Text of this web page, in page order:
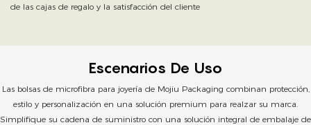
de las cajas de regalo y la satisfacción del cliente
Escenarios De Uso
Las bolsas de microfibra para joyería de Mojiu Packaging combinan protección,
estilo y personalización en una solución premium para realzar su marca.
Simplifique su cadena de suministro con una solución integral de embalaje de